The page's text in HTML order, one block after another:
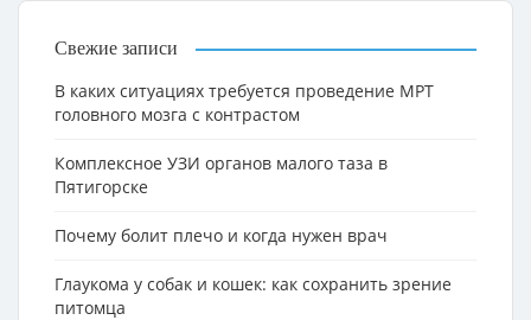
Свежие записи
В каких ситуациях требуется проведение МРТ
головного мозга с контрастом
Комплексное УЗИ органов малого таза в
Пятигорске
Почему болит плечо и когда нужен врач
Глаукома у собак и кошек: как сохранить зрение
питомца